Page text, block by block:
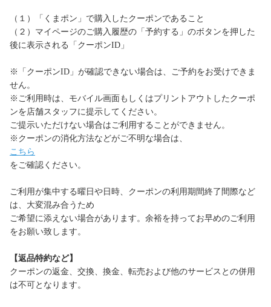
（１）「くまポン」で購入したクーポンであること
（２）マイページのご購入履歴の「予約する」のボタンを押した
後に表示される「クーポンID」
※「クーポンID」が確認できない場合は、ご予約をお受けできま
せん。
※ご利用時は、モバイル画面もしくはプリントアウトしたクーポ
ンを店舗スタッフに提示してください。
ご提示いただけない場合はご利用することができません。
※クーポンの消化方法などがご不明な場合は、
こちら
をご確認ください。
ご利用が集中する曜日や日時、クーポンの利用期間終了間際など
は、大変混み合うため
ご希望に添えない場合があります。余裕を持ってお早めのご利用
をお願い致します。
【返品特約など】
クーポンの返金、交換、換金、転売および他のサービスとの併用
は不可となります。